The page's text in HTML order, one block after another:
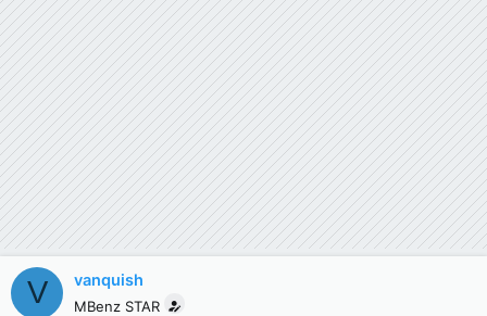
V vanquish
MBenz STAR